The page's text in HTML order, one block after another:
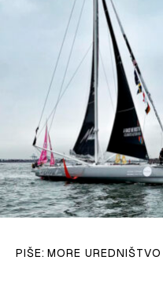
PLOVILA
PLOVIDBA
SPIZA
VELIKE PRIČE
PRETPLATA
SHOP
PIŠE: MORE UREDNIŠTVO